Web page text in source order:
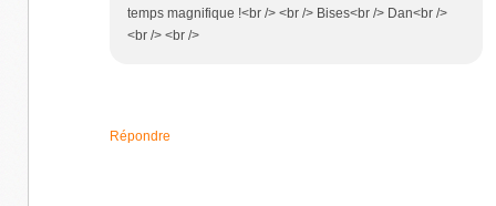
temps magnifique !<br /> <br /> Bises<br /> Dan<br />
<br /> <br />
Répondre